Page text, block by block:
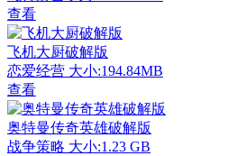
查看
飞机大厨破解版
恋爱经营 大小:194.84MB
查看
奥特曼传奇英雄破解版
战争策略 大小:1.23 GB